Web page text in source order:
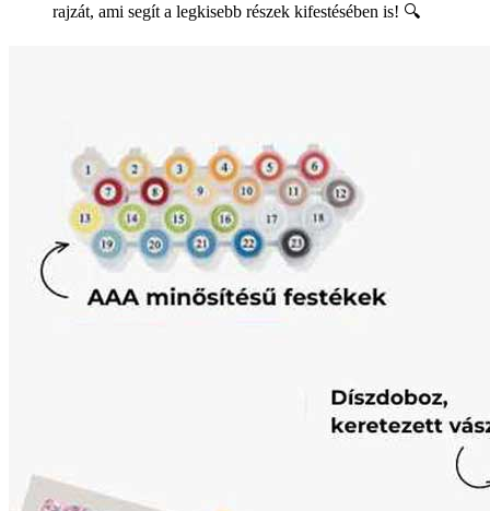
rajzát, ami segít a legkisebb részek kifestésében is! 🔍